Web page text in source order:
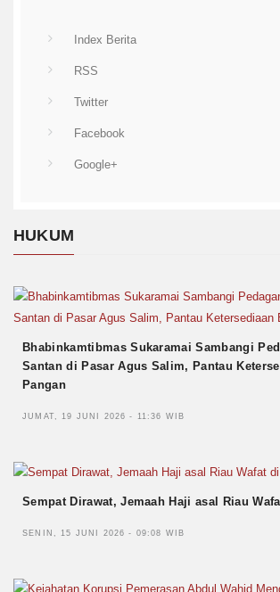
Index Berita
RSS
Twitter
Facebook
Google+
HUKUM
Bhabinkamtibmas Sukaramai Sambangi
Santan di Pasar Agus Salim, Pantau
Pangan
JUMAT, 19 JUNI 2026 - 11:36 WIB
Sempat Dirawat, Jemaah Haji asal Riau
SENIN, 15 JUNI 2026 - 09:08 WIB